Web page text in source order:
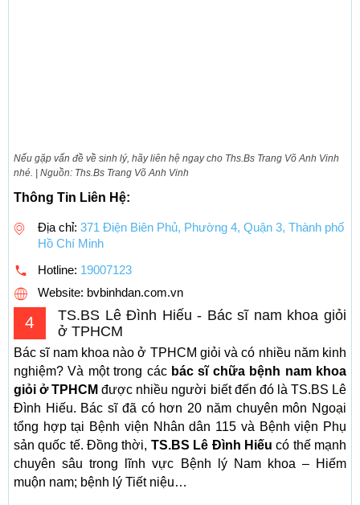
Nếu gặp vấn đề về sinh lý, hãy liên hệ ngay cho Ths.Bs Trang Võ Anh Vinh
nhé. | Nguồn: Ths.Bs Trang Võ Anh Vinh
Thông Tin Liên Hệ:
Địa chỉ: 371 Điện Biên Phủ, Phường 4, Quận 3, Thành phố
Hồ Chí Minh
Hotline: 19007123
Website: bvbinhdan.com.vn
4
TS.BS Lê Đình Hiếu - Bác sĩ nam khoa giỏi
ở TPHCM
Bác sĩ nam khoa nào ở TPHCM giỏi và có nhiều năm kinh
nghiệm? Và một trong các bác sĩ chữa bệnh nam khoa
giỏi ở TPHCM được nhiều người biết đến đó là TS.BS Lê
Đình Hiếu. Bác sĩ đã có hơn 20 năm chuyên môn Ngoại
tổng hợp tại Bệnh viện Nhân dân 115 và Bệnh viện Phụ
sản quốc tế. Đồng thời, TS.BS Lê Đình Hiếu có thế mạnh
chuyên sâu trong lĩnh vực Bệnh lý Nam khoa – Hiếm
muộn nam; bệnh lý Tiết niệu…